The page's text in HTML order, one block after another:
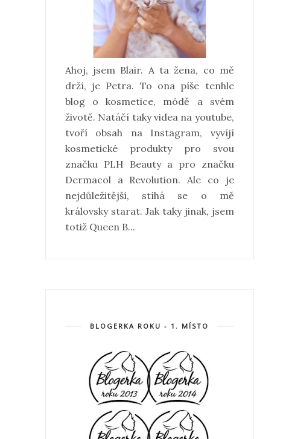
Ahoj, jsem Blair. A ta žena, co mě
drží, je Petra. To ona píše tenhle
blog o kosmetice, módě a svém
životě. Natáčí taky videa na youtube,
tvoří obsah na Instagram, vyvíjí
kosmetické produkty pro svou
značku PLH Beauty a pro značku
Dermacol a Revolution. Ale co je
nejdůležitější, stíhá se o mě
královsky starat. Jak taky jinak, jsem
totiž Queen B...
BLOGERKA ROKU - 1. MÍSTO